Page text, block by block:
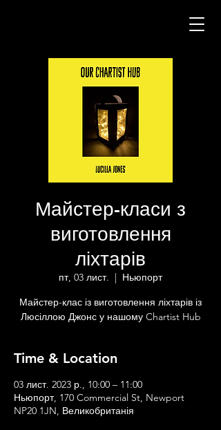
Майстер-класи з
виготовлення
ліхтарів
пт, 03 лист.
  |
Ньюпорт
Майстер-клас із виготовлення ліхтарів із
Люсіллою Джонс у нашому Chartist Hub
Time & Location
03 лист. 2023 р., 10:00 – 11:00
Ньюпорт, 170 Commercial St, Newport
NP20 1JN, Великобританія